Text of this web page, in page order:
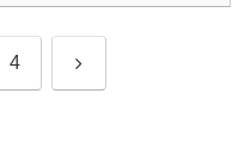
4 次